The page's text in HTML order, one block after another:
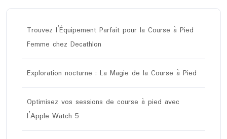
Trouvez l’Équipement Parfait pour la Course à Pied
Femme chez Decathlon
Exploration nocturne : La Magie de la Course à Pied
Optimisez vos sessions de course à pied avec
l’Apple Watch 5